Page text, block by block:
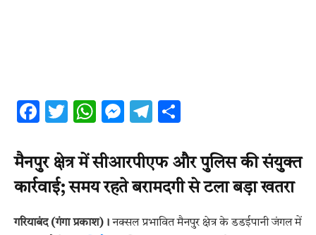
Facebook
Twitter
WhatsApp
Messenger
Telegram
मैनपुर क्षेत्र में सीआरपीएफ और पुलिस की संयुक्त
कार्रवाई; समय रहते बरामदगी से टला बड़ा खतरा
गरियाबंद (गंगा प्रकाश)। नक्सल प्रभावित मैनपुर क्षेत्र के डडईपानी जंगल में